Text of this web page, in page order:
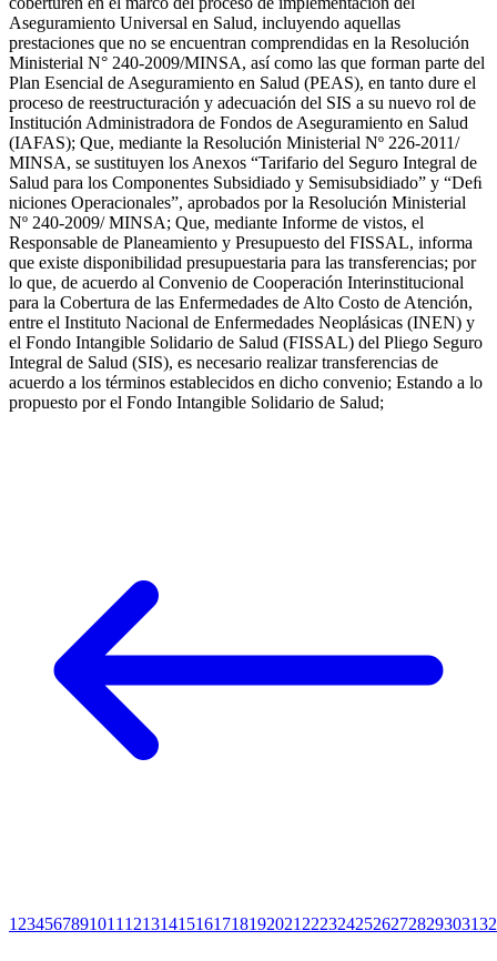
Aseguramiento Universal en Salud, incluyendo aquellas
prestaciones que no se encuentran comprendidas en la Resolución
Ministerial N° 240-2009/MINSA, así como las que forman parte del
Plan Esencial de Aseguramiento en Salud (PEAS), en tanto dure el
proceso de reestructuración y adecuación del SIS a su nuevo rol de
Institución Administradora de Fondos de Aseguramiento en Salud
(IAFAS); Que, mediante la Resolución Ministerial Nº 226-2011/
MINSA, se sustituyen los Anexos “Tarifario del Seguro Integral de
Salud para los Componentes Subsidiado y Semisubsidiado” y “Deﬁ
niciones Operacionales”, aprobados por la Resolución Ministerial
Nº 240-2009/ MINSA; Que, mediante Informe de vistos, el
Responsable de Planeamiento y Presupuesto del FISSAL, informa
que existe disponibilidad presupuestaria para las transferencias; por
lo que, de acuerdo al Convenio de Cooperación Interinstitucional
para la Cobertura de las Enfermedades de Alto Costo de Atención,
entre el Instituto Nacional de Enfermedades Neoplásicas (INEN) y
el Fondo Intangible Solidario de Salud (FISSAL) del Pliego Seguro
Integral de Salud (SIS), es necesario realizar transferencias de
acuerdo a los términos establecidos en dicho convenio; Estando a lo
propuesto por el Fondo Intangible Solidario de Salud;
1 234567891011 12131415161718192021 2223242526272829303132